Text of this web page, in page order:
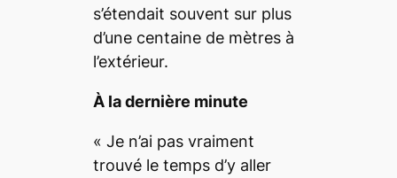
s’étendait souvent sur plus
d’une centaine de mètres à
l’extérieur.
À la dernière minute
« Je n’ai pas vraiment
trouvé le temps d’y aller